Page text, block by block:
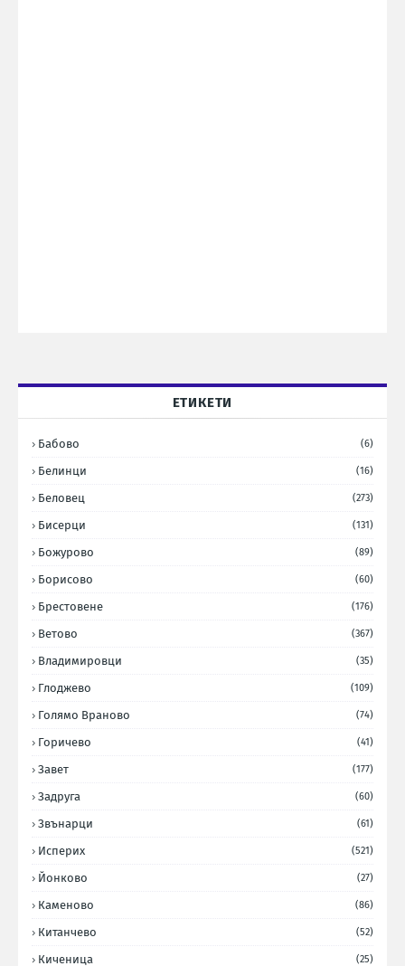
ЕТИКЕТИ
Бабово (6)
Белинци (16)
Беловец (273)
Бисерци (131)
Божурово (89)
Борисово (60)
Брестовене (176)
Ветово (367)
Владимировци (35)
Глоджево (109)
Голямо Враново (74)
Горичево (41)
Завет (177)
Задруга (60)
Звънарци (61)
Исперих (521)
Йонково (27)
Каменово (86)
Китанчево (52)
Киченица (25)